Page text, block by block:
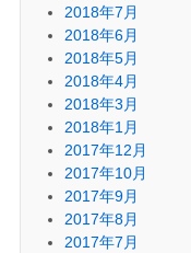
2018年7月
2018年6月
2018年5月
2018年4月
2018年3月
2018年1月
2017年12月
2017年10月
2017年9月
2017年8月
2017年7月